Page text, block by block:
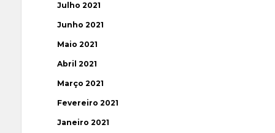
Julho 2021
Junho 2021
Maio 2021
Abril 2021
Março 2021
Fevereiro 2021
Janeiro 2021